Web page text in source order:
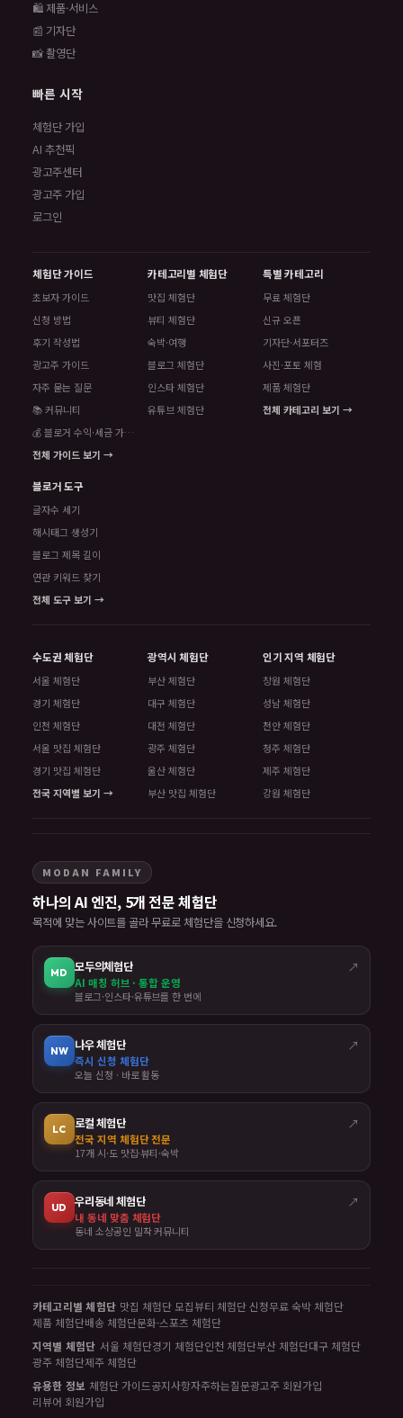
🛍️ 제품·서비스
📰 기자단
📸 촬영단
빠른 시작
체험단 가입
AI 추천픽
광고주센터
광고주 가입
로그인
체험단 가이드
초보자 가이드
신청 방법
후기 작성법
광고주 가이드
자주 묻는 질문
📚 커뮤니티
💰 블로거 수익·세금 가이드
전체 가이드 보기 →
카테고리별 체험단
맛집 체험단
뷰티 체험단
숙박·여행
블로그 체험단
인스타 체험단
유튜브 체험단
특별 카테고리
무료 체험단
신규 오픈
기자단·서포터즈
사진·포토 체험
제품 체험단
전체 카테고리 보기 →
블로거 도구
글자수 세기
해시태그 생성기
블로그 제목 길이
연관 키워드 찾기
전체 도구 보기 →
수도권 체험단
서울 체험단
경기 체험단
인천 체험단
서울 맛집 체험단
경기 맛집 체험단
전국 지역별 보기 →
광역시 체험단
부산 체험단
대구 체험단
대전 체험단
광주 체험단
울산 체험단
부산 맛집 체험단
인기 지역 체험단
창원 체험단
성남 체험단
천안 체험단
청주 체험단
제주 체험단
강원 체험단
MODAN FAMILY
하나의 AI 엔진, 5개 전문 체험단
목적에 맞는 사이트를 골라 무료로 체험단을 신청하세요.
MD 모두의체험단 ↗
AI 매칭 허브 · 통합 운영
블로그·인스타·유튜브를 한 번에
NW 나우 체험단 ↗
즉시 신청 체험단
오늘 신청 · 바로 활동
LC 로컬 체험단 ↗
전국 지역 체험단 전문
17개 시·도 맛집·뷰티·숙박
UD 우리동네 체험단 ↗
내 동네 맞춤 체험단
동네 소상공인 밀착 커뮤니티
카테고리별 체험단 맛집 체험단 모집뷰티 체험단 신청무료 숙박 체험단
제품 체험단배송 체험단문화·스포츠 체험단
지역별 체험단 서울 체험단경기 체험단인천 체험단부산 체험단대구 체험단
광주 체험단제주 체험단
유용한 정보 체험단 가이드공지사항자주하는질문광고주 회원가입
리뷰어 회원가입